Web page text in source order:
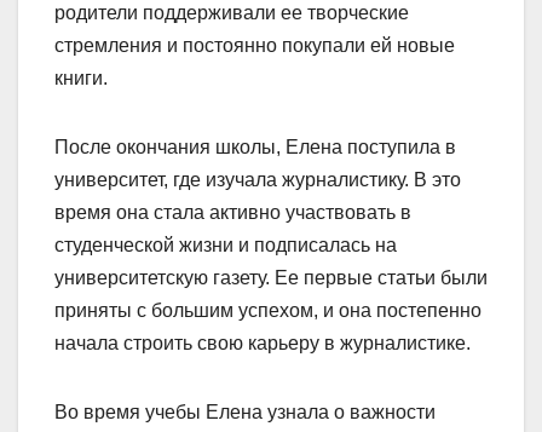
родители поддерживали ее творческие
стремления и постоянно покупали ей новые
книги.
После окончания школы, Елена поступила в
университет, где изучала журналистику. В это
время она стала активно участвовать в
студенческой жизни и подписалась на
университетскую газету. Ее первые статьи были
приняты с большим успехом, и она постепенно
начала строить свою карьеру в журналистике.
Во время учебы Елена узнала о важности